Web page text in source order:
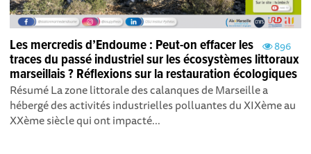
896
Les mercredis d’Endoume : Peut-on effacer les
traces du passé industriel sur les écosystèmes littoraux
marseillais ? Réflexions sur la restauration écologiques
Résumé La zone littorale des calanques de Marseille a
hébergé des activités industrielles polluantes du XIXème au
XXème siècle qui ont impacté...